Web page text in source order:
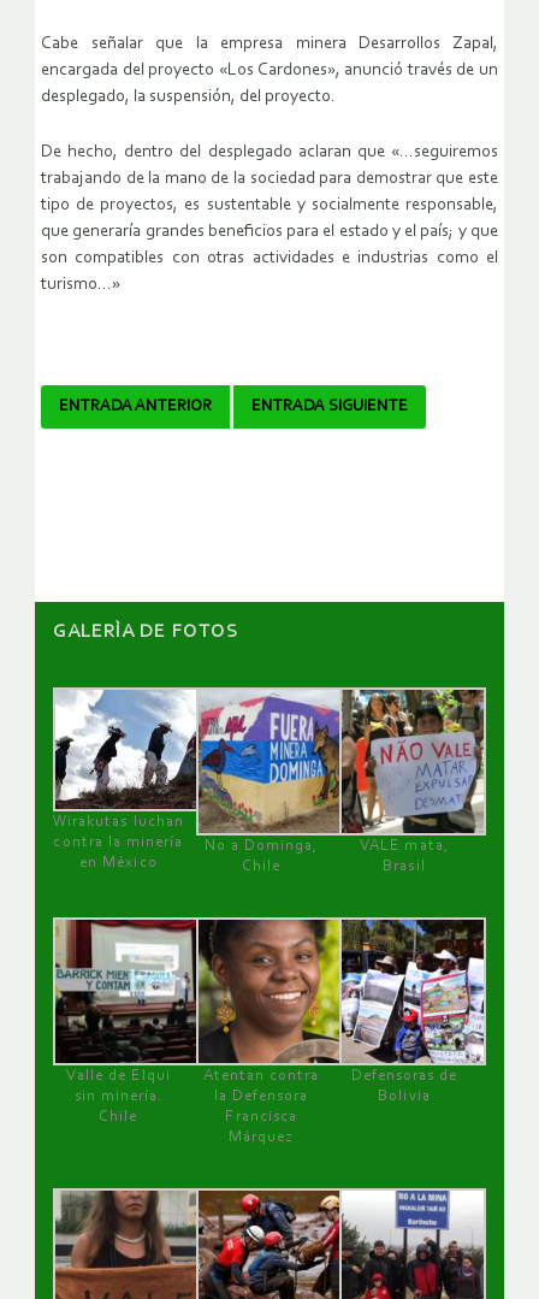
Cabe señalar que la empresa minera Desarrollos Zapal,
encargada del proyecto «Los Cardones», anunció través de un
desplegado, la suspensión, del proyecto.
De hecho, dentro del desplegado aclaran que «…seguiremos
trabajando de la mano de la sociedad para demostrar que este
tipo de proyectos, es sustentable y socialmente responsable,
que generaría grandes beneficios para el estado y el país; y que
son compatibles con otras actividades e industrias como el
turismo…»
Navegador
ENTRADA ANTERIOR ENTRADA SIGUIENTE
GALERÌA DE FOTOS
Wirakutas luchan
contra la minería
en México
No a Dominga,
Chile
VALE mata,
Brasil
Valle de Elqui
sin minería.
Chile
Atentan contra
la Defensora
Francisca
Márquez
Defensoras de
Bolivia